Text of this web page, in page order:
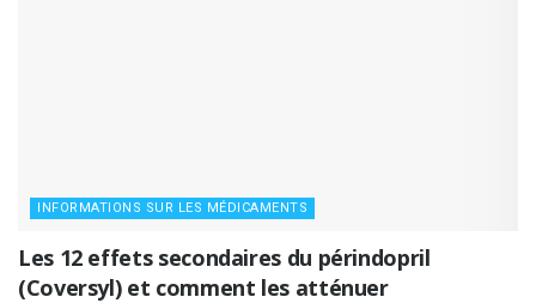
INFORMATIONS SUR LES MÉDICAMENTS
Les 12 effets secondaires du périndopril
(Coversyl) et comment les atténuer